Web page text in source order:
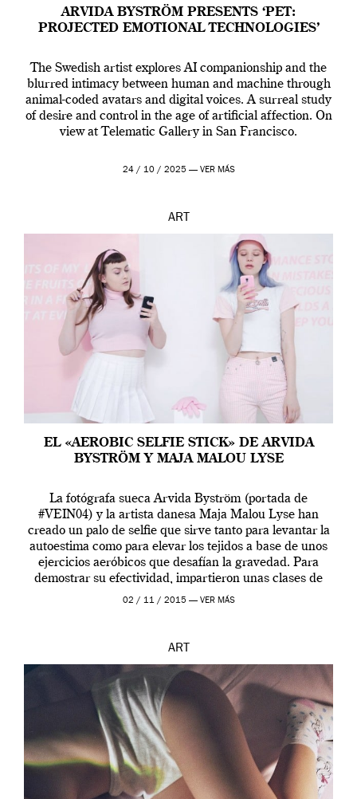
ARVIDA BYSTRÖM PRESENTS ‘PET:
PROJECTED EMOTIONAL TECHNOLOGIES’
The Swedish artist explores AI companionship and the
blurred intimacy between human and machine through
animal-coded avatars and digital voices. A surreal study
of desire and control in the age of artificial affection. On
view at Telematic Gallery in San Francisco.
24 / 10 / 2025 — VER MÁS
ART
EL «AEROBIC SELFIE STICK» DE ARVIDA
BYSTRÖM Y MAJA MALOU LYSE
La fotógrafa sueca Arvida Byström (portada de
#VEIN04) y la artista danesa Maja Malou Lyse han
creado un palo de selfie que sirve tanto para levantar la
autoestima como para elevar los tejidos a base de unos
ejercicios aeróbicos que desafían la gravedad. Para
demostrar su efectividad, impartieron unas clases de
prueba en el Tate […]
02 / 11 / 2015 — VER MÁS
ART